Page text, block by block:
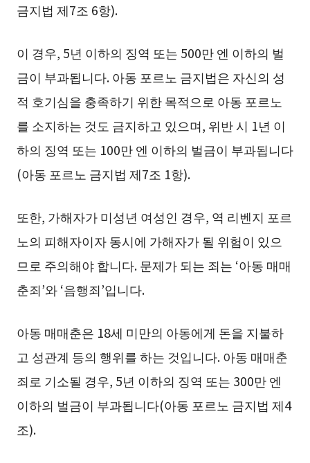
금지법 제7조 6항).
이 경우, 5년 이하의 징역 또는 500만 엔 이하의 벌
금이 부과됩니다. 아동 포르노 금지법은 자신의 성
적 호기심을 충족하기 위한 목적으로 아동 포르노
를 소지하는 것도 금지하고 있으며, 위반 시 1년 이
하의 징역 또는 100만 엔 이하의 벌금이 부과됩니다
(아동 포르노 금지법 제7조 1항).
또한, 가해자가 미성년 여성인 경우, 역 리벤지 포르
노의 피해자이자 동시에 가해자가 될 위험이 있으
므로 주의해야 합니다. 문제가 되는 죄는 ‘아동 매매
춘죄’와 ‘음행죄’입니다.
아동 매매춘은 18세 미만의 아동에게 돈을 지불하
고 성관계 등의 행위를 하는 것입니다. 아동 매매춘
죄로 기소될 경우, 5년 이하의 징역 또는 300만 엔
이하의 벌금이 부과됩니다(아동 포르노 금지법 제4
조).